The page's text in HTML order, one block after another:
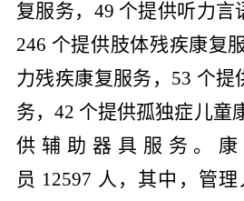
复服务， 49 个提供听力言
246 个提供肢体残疾康复服
力残疾康复服务， 53 个提
务，42 个提供孤独症儿童
供辅助器具服务。
员 12597 人，其中，管理